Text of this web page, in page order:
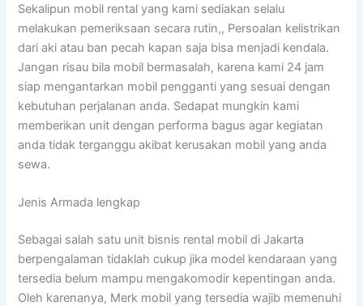
Sekalipun mobil rental yang kami sediakan selalu
melakukan pemeriksaan secara rutin,, Persoalan kelistrikan
dari aki atau ban pecah kapan saja bisa menjadi kendala.
Jangan risau bila mobil bermasalah, karena kami 24 jam
siap mengantarkan mobil pengganti yang sesuai dengan
kebutuhan perjalanan anda. Sedapat mungkin kami
memberikan unit dengan performa bagus agar kegiatan
anda tidak terganggu akibat kerusakan mobil yang anda
sewa.
Jenis Armada lengkap
Sebagai salah satu unit bisnis rental mobil di Jakarta
berpengalaman tidaklah cukup jika model kendaraan yang
tersedia belum mampu mengakomodir kepentingan anda.
Oleh karenanya, Merk mobil yang tersedia wajib memenuhi